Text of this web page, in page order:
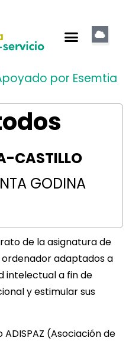
por Esemtia
CASTILLO
GODINA
de la asignatura de
ordenador adaptados a
intelectual a fin de
y estimular sus
(Asociación de